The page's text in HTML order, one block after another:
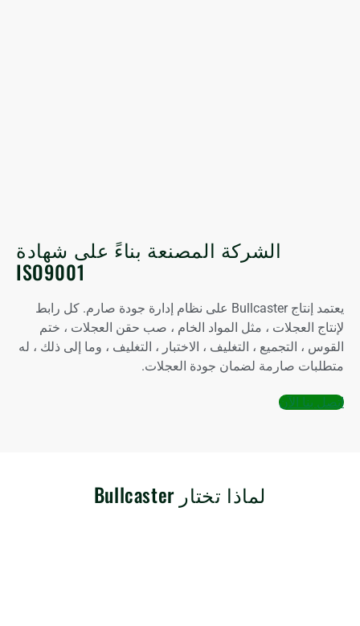
الشركة المصنعة بناءً على شهادة
ISO9001
يعتمد إنتاج Bullcaster على نظام إدارة جودة صارم. كل رابط
لإنتاج العجلات ، مثل المواد الخام ، صب حقن العجلات ، ختم
القوس ، التجميع ، التغليف ، الاختبار ، التغليف ، وما إلى ذلك ، له
متطلبات صارمة لضمان جودة العجلات.
اتصل بنا الآن
لماذا تختار Bullcaster